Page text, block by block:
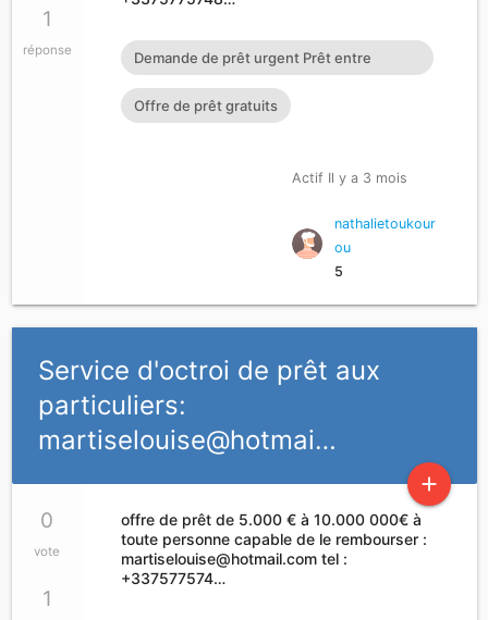
1
réponse
Demande de prêt urgent Prêt entre
particuliers en 72h : cherylgr
Offre de prêt gratuits
Actif Il y a 3 mois
nathalietoukour
ou
5
Service d'octroi de prêt aux
particuliers:
martiselouise@hotmai…
add
0
vote
1
offre de prêt de 5.000 € à 10.000 000€ à
toute personne capable de le rembourser :
martiselouise@hotmail.comtel :
+337577574…